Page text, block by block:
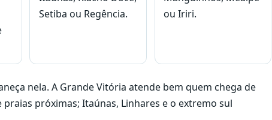
Setiba ou Regência.
ou Iriri.
nela. A Grande Vitória atende bem quem chega de
próximas; Itaúnas, Linhares e o extremo sul